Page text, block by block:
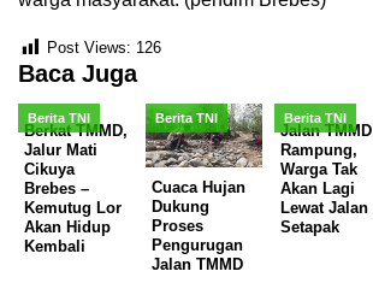
Post Views: 126
Baca Juga
Berita TNI
Berkat TMMD,
Jalur Mati
Cikuya
Brebes –
Kemutug Lor
Akan Hidup
Kembali
Berita TNI
Cuaca Hujan
Dukung
Proses
Pengurugan
Jalan TMMD
Berita TNI
Jalan TMMD
Rampung,
Warga Tak
Akan Lagi
Lewat Jalan
Setapak